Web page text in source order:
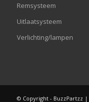
Remsysteem
Uitlaatsysteem
Verlichting/lampen
© Copyright - BuzzPartzz |